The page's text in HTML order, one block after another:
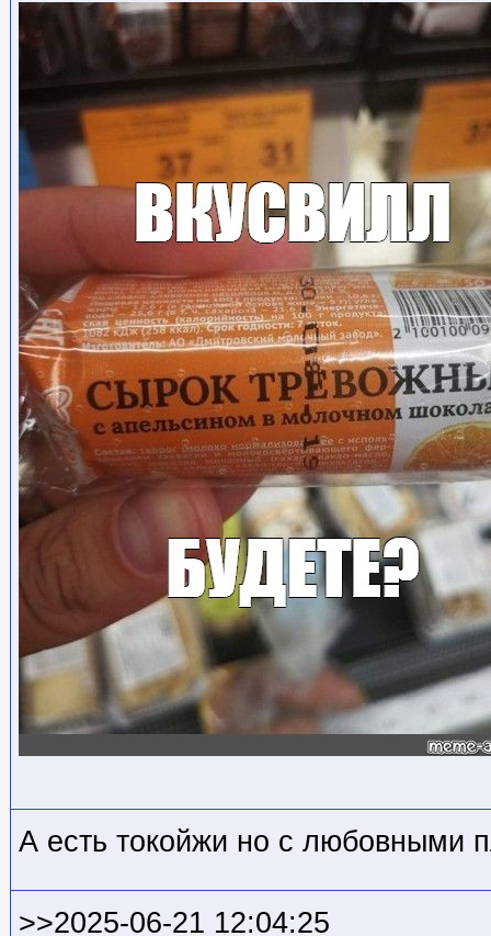
А есть токойжи но с любовными
>>2025-06-21 12:04:25